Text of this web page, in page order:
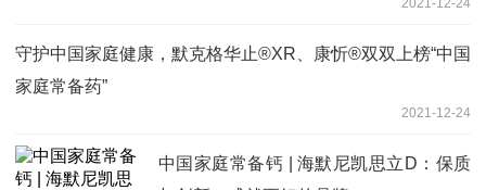
2021-12-24
守护中国家庭健康，默克格华止®XR、康忻®双双上榜“中国
家庭常备药”
2021-12-24
中国家庭常备钙 | 海默尼凯思立D：保质